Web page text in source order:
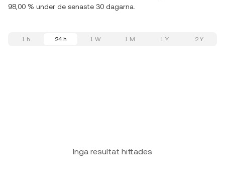
98,00 % under de senaste 30 dagarna.
1 h 24 h 1 W 1 M 1 Y 2 Y
Inga resultat hittades